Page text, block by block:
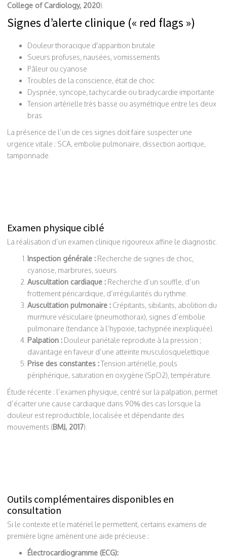
College of Cardiology, 2020).
Signes d’alerte clinique (« red flags »)
Douleur thoracique d'apparition brutale
Sueurs profuses, nausées, vomissements
Pâleur ou cyanose
Troubles de la conscience, état de choc
Dyspnée, syncope, tachycardie ou bradycardie importante
Tension artérielle très basse ou asymétrique entre les deux
bras
La présence de l’un de ces signes doit faire suspecter une
urgence vitale : SCA, embolie pulmonaire, dissection aortique,
tamponnade.
Examen physique ciblé
La réalisation d’un examen clinique rigoureux affine le diagnostic.
Inspection générale : Recherche de signes de choc,
cyanose, marbrures, sueurs.
Auscultation cardiaque : Recherche d’un souffle, d’un
frottement péricardique, d’irrégularités du rythme.
Auscultation pulmonaire : Crépitants, sibilants, abolition du
murmure vésiculaire (pneumothorax), signes d’embolie
pulmonaire (tendance à l’hypoxie, tachypnée inexpliquée).
Palpation : Douleur pariétale reproduite à la pression ;
davantage en faveur d’une atteinte musculosquelettique.
Prise des constantes :Tension artérielle, pouls
périphérique, saturation en oxygène (SpO2), température.
Étude récente : l’examen physique, centré sur la palpation, permet
d’écarter une cause cardiaque dans 90% des cas lorsque la
douleur est reproductible, localisée et dépendante des
mouvements (BMJ, 2017).
Outils complémentaires disponibles en
consultation
Si le contexte et le matériel le permettent, certains examens de
première ligne amènent une aide précieuse :
Électrocardiogramme (ECG):